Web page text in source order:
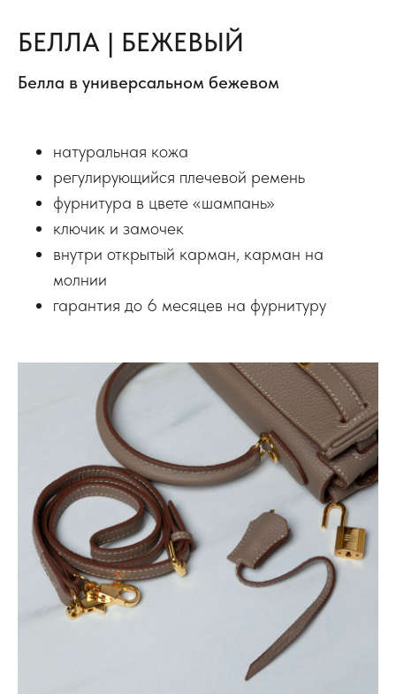
БЕЛЛА | БЕЖЕВЫЙ
Белла в универсальном бежевом
натуральная кожа
регулирующийся плечевой ремень
фурнитура в цвете «шампань»
ключик и замочек
внутри открытый карман, карман на
молнии
гарантия до 6 месяцев на фурнитуру